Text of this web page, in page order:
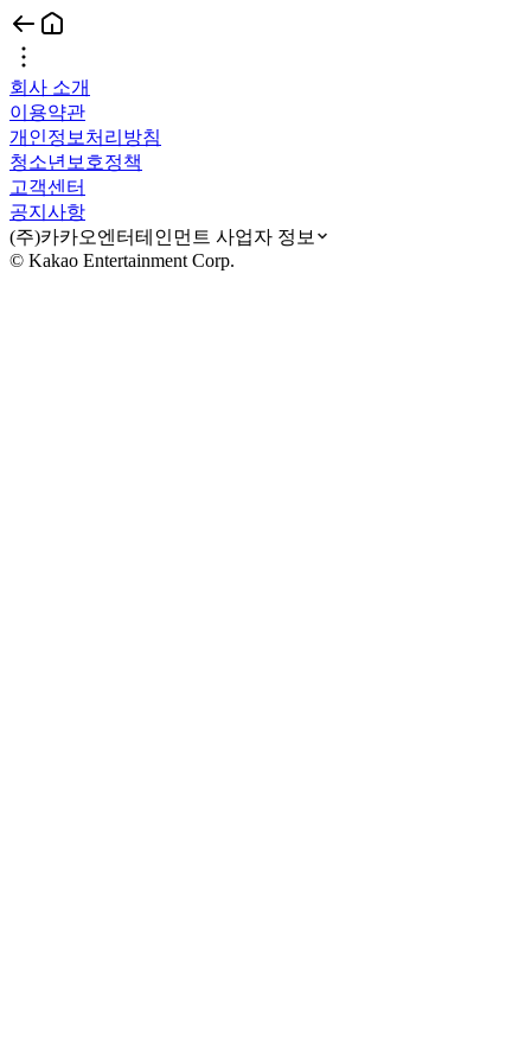
회사 소개
이용약관
개인정보처리방침
청소년보호정책
고객센터
공지사항
(주)카카오엔터테인먼트 사업자 정보
© Kakao Entertainment Corp.